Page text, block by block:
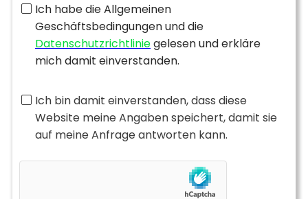
Ich habe die Allgemeinen
Geschäftsbedingungen und die
Datenschutzrichtliniegelesen und erkläre
mich damit einverstanden.
Ich bin damit einverstanden, dass diese
Website meine Angaben speichert, damit sie
auf meine Anfrage antworten kann.